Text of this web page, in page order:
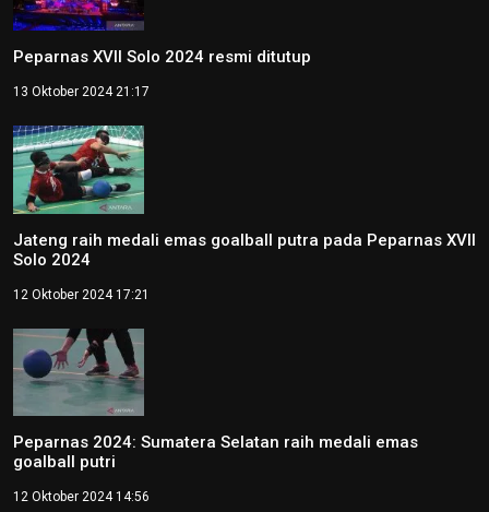
Peparnas XVII Solo 2024 resmi ditutup
13 Oktober 2024 21:17
Jateng raih medali emas goalball putra pada Peparnas XVII
Solo 2024
12 Oktober 2024 17:21
Peparnas 2024: Sumatera Selatan raih medali emas
goalball putri
12 Oktober 2024 14:56